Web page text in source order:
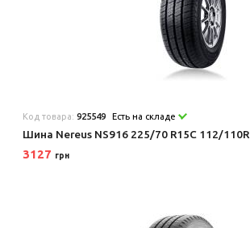
Код товара:925549 Есть на складе
Шина Nereus NS916 225/70 R15C 112/110R
3127 грн